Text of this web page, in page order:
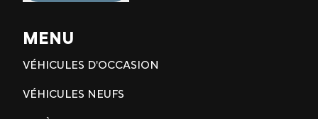
MENU
VÉHICULES D'OCCASION
VÉHICULES NEUFS